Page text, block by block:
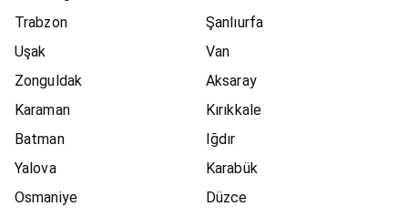
Trabzon
Şanlıurfa
Uşak
Van
Zonguldak
Aksaray
Karaman
Kırıkkale
Batman
Iğdır
Yalova
Karabük
Osmaniye
Düzce